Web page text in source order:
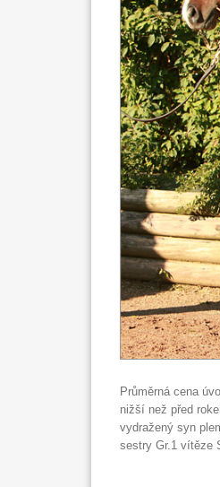
Průměrná cena
nižší než před
vydražený syn
sestry Gr.1 vítěze